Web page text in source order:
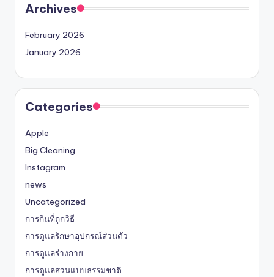
Archives
February 2026
January 2026
Categories
Apple
Big Cleaning
Instagram
news
Uncategorized
การกินที่ถูกวิธี
การดูแลรักษาอุปกรณ์ส่วนตัว
การดูแลร่างกาย
การดูแลสวนแบบธรรมชาติ